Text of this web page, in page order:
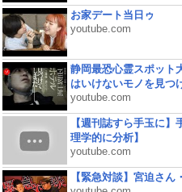
お家デート当日ゥ
youtube.com
静岡最恐心霊スポット
はいけないモノを見つ
youtube.com
【週刊誌すら手玉に
理学的に分析】
youtube.com
【緊急対談】宮迫さん